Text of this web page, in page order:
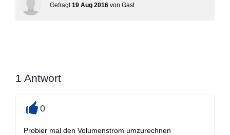
Gefragt 19 Aug 2016 von Gast
1 Antwort
0
Probier mal den Volumenstrom umzurechnen